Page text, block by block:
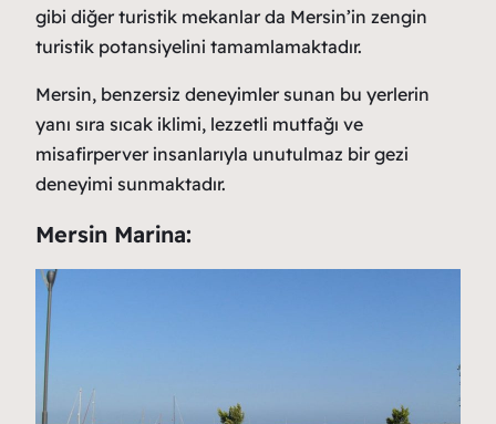
gibi diğer turistik mekanlar da Mersin’in zengin
turistik potansiyelini tamamlamaktadır.
Mersin, benzersiz deneyimler sunan bu yerlerin
yanı sıra sıcak iklimi, lezzetli mutfağı ve
misafirperver insanlarıyla unutulmaz bir gezi
deneyimi sunmaktadır.
Mersin Marina: